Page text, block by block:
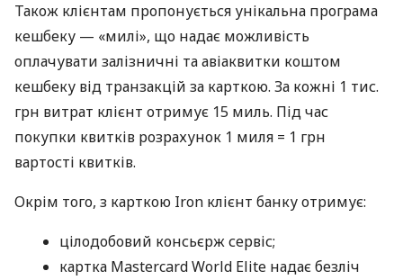
Також клієнтам пропонується унікальна програма
кешбеку — «милі», що надає можливість
оплачувати залізничні та авіаквитки коштом
кешбеку від транзакцій за карткою. За кожні 1 тис.
грн витрат клієнт отримує 15 миль. Під час
покупки квитків розрахунок 1 миля = 1 грн
вартості квитків.
Окрім того, з карткою Iron клієнт банку отримує:
цілодобовий консьєрж сервіс;
картка Mastercard World Elite надає безліч